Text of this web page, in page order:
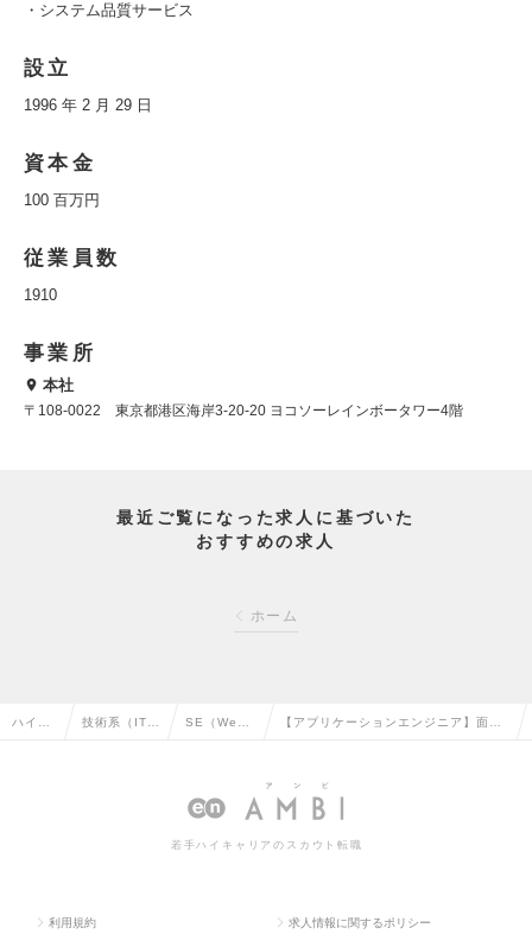
・システム品質サービス
設立
1996 年 2 月 29 日
資本金
100 百万円
従業員数
1910
事業所
本社
〒108-0022 東京都港区海岸3-20-20 ヨコソーレインボータワー4階
最近ご覧になった求人に基づいた
おすすめの求人
ホーム
ハイク 技術系（IT・ SE（We
ン系）の転
【アプリケーションエンジニア】面接
均残業10.8時間/月の求人情報
若手ハイキャリアのスカウト転職
利用規約 求人情報に関するポリシー